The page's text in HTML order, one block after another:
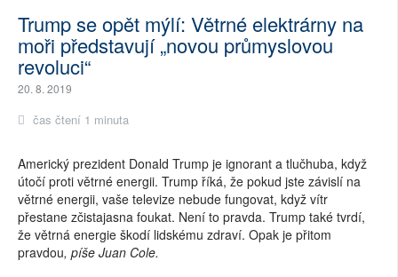
Trump se opět mýlí: Větrné elektrárny na
moři představují „novou průmyslovou
revoluci“
20. 8. 2019
čas čtení 1 minuta
Americký prezident Donald Trump je ignorant a tlučhuba, když
útočí proti větrné energii. Trump říká, že pokud jste závislí na
větrné energii, vaše televize nebude fungovat, když vítr
přestane zčistajasna foukat. Není to pravda. Trump také tvrdí,
že větrná energie škodí lidskému zdraví. Opak je přitom
pravdou, píše Juan Cole.